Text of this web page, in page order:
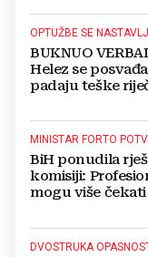
OPTUŽBE SE
BUKNUO
Helez se
padaju teške
MINISTAR FORTO
BiH ponudila
komisiji:
mogu više čekati
DVOSTRUKA